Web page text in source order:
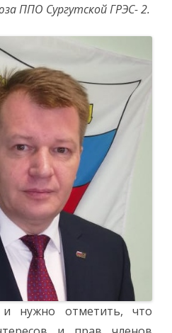
ППО Сургутской ГРЭС- 2.
нужно отметить, что